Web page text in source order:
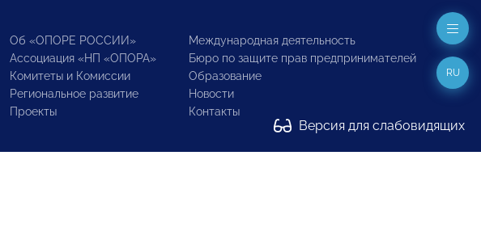
Об «ОПОРЕ РОССИИ»
Ассоциация «НП «ОПОРА»
Комитеты и Комиссии
Региональное развитие
Проекты
Международная деятельность
Бюро по защите прав предпринимателей
Образование
Новости
Контакты
Версия для слабовидящих
RU